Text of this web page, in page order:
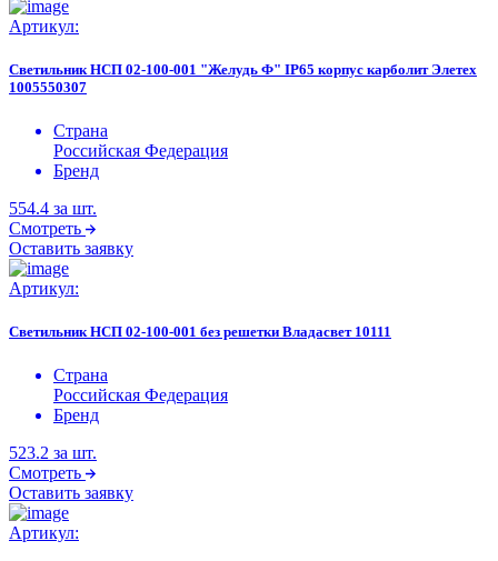
Артикул:
Светильник НСП 02-100-001 "Желудь Ф" IP65 корпус карболит Элетех
1005550307
Страна
Российская Федерация
Бренд
554.4 за шт.
Смотреть
Оставить заявку
Артикул:
Светильник НСП 02-100-001 без решетки Владасвет 10111
Страна
Российская Федерация
Бренд
523.2 за шт.
Смотреть
Оставить заявку
Артикул: